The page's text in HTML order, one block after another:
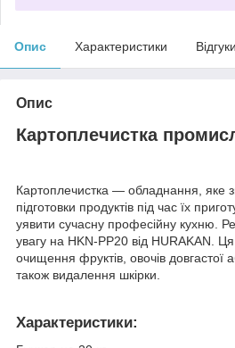
Опис Характеристики
Опис
Картоплечистка
Картоплечистка — обладнання, яке
підготовки продуктів під час їх
уявити сучасну професійну кухню.
увагу на HKN-PP20 від HURAKAN.
очищення фруктів, овочів довгастої
також видалення шкірки.
Характеристики: